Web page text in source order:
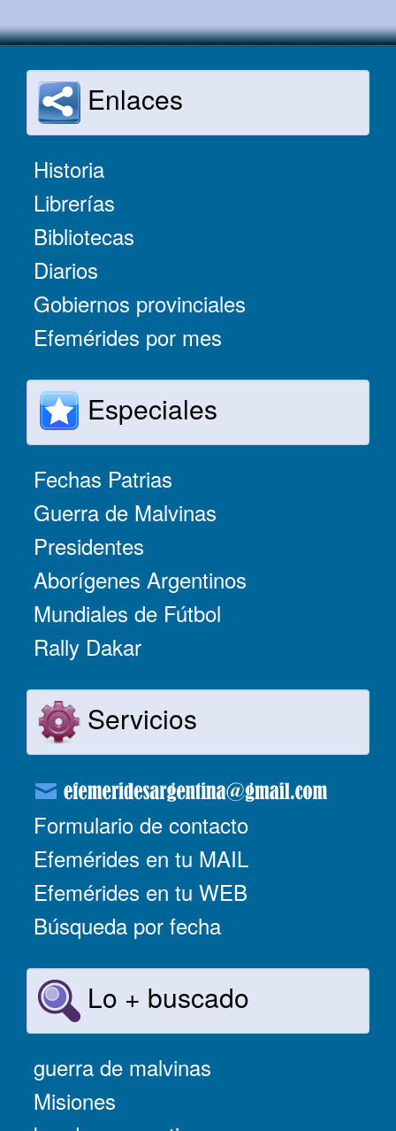
Enlaces
Historia
Librerías
Bibliotecas
Diarios
Gobiernos provinciales
Efemérides por mes
Especiales
Fechas Patrias
Guerra de Malvinas
Presidentes
Aborígenes Argentinos
Mundiales de Fútbol
Rally Dakar
Servicios
Formulario de contacto
Efemérides en tu MAIL
Efemérides en tu WEB
Búsqueda por fecha
Lo + buscado
guerra de malvinas
Misiones